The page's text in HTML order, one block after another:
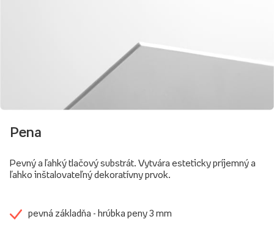
Pena
Pevný a ľahký tlačový substrát. Vytvára esteticky príjemný a
ľahko inštalovateľný dekoratívny prvok.
pevná základňa - hrúbka peny 3 mm